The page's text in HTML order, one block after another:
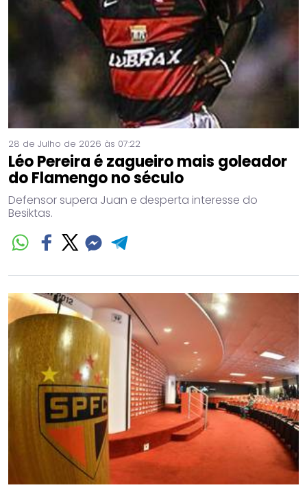
28 de Julho de 2026 às 07:22
Léo Pereira é zagueiro mais goleador
do Flamengo no século
Defensor supera Juan e desperta interesse do
Besiktas.